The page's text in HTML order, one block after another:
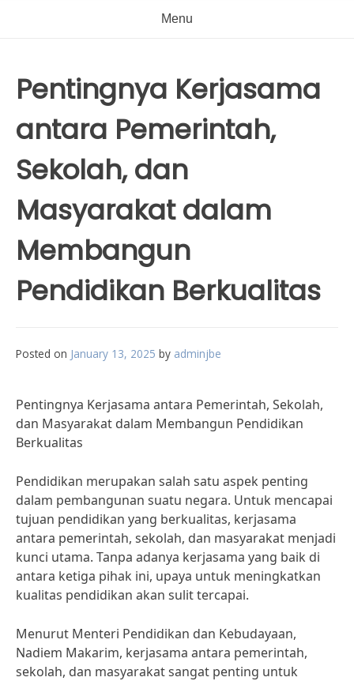
Menu
Pentingnya Kerjasama
antara Pemerintah,
Sekolah, dan
Masyarakat dalam
Membangun
Pendidikan Berkualitas
Posted on January 13, 2025 by adminjbe
Pentingnya Kerjasama antara Pemerintah, Sekolah,
dan Masyarakat dalam Membangun Pendidikan
Berkualitas
Pendidikan merupakan salah satu aspek penting
dalam pembangunan suatu negara. Untuk mencapai
tujuan pendidikan yang berkualitas, kerjasama
antara pemerintah, sekolah, dan masyarakat menjadi
kunci utama. Tanpa adanya kerjasama yang baik di
antara ketiga pihak ini, upaya untuk meningkatkan
kualitas pendidikan akan sulit tercapai.
Menurut Menteri Pendidikan dan Kebudayaan,
Nadiem Makarim, kerjasama antara pemerintah,
sekolah, dan masyarakat sangat penting untuk